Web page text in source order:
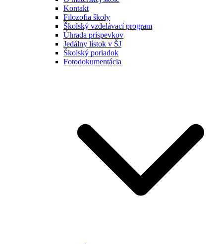
Kontakt
Filozofia školy
Školský vzdelávací program
Úhrada príspevkov
Jedálny lístok v ŠJ
Školský poriadok
Fotodokumentácia